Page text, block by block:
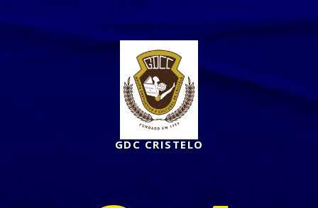
GDC CRISTELO